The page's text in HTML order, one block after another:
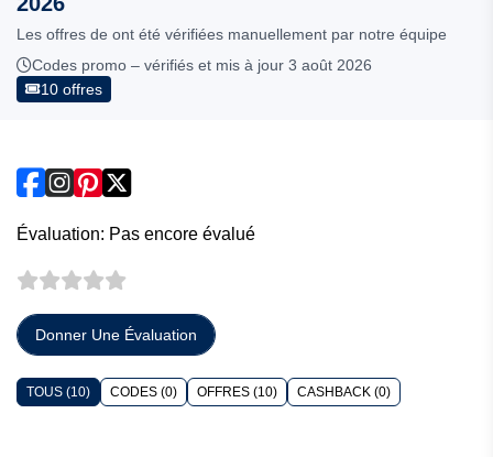
Les offres de ont été vérifiées manuellement par notre équipe
Codes promo – vérifiés et mis à jour 3 août 2026
10 offres
Évaluation: Pas encore évalué
Donner Une Évaluation
TOUS (10) CODES (0) OFFRES (10) CASHBACK (0)